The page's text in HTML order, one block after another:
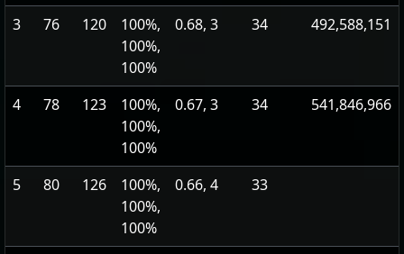
3 76 120
100%,
100%,
100%
0.68, 3 34 492,588,151
4 78 123
100%,
100%,
100%
0.67, 3 34 541,846,966
5 80 126
100%,
100%,
100%
0.66, 4 33